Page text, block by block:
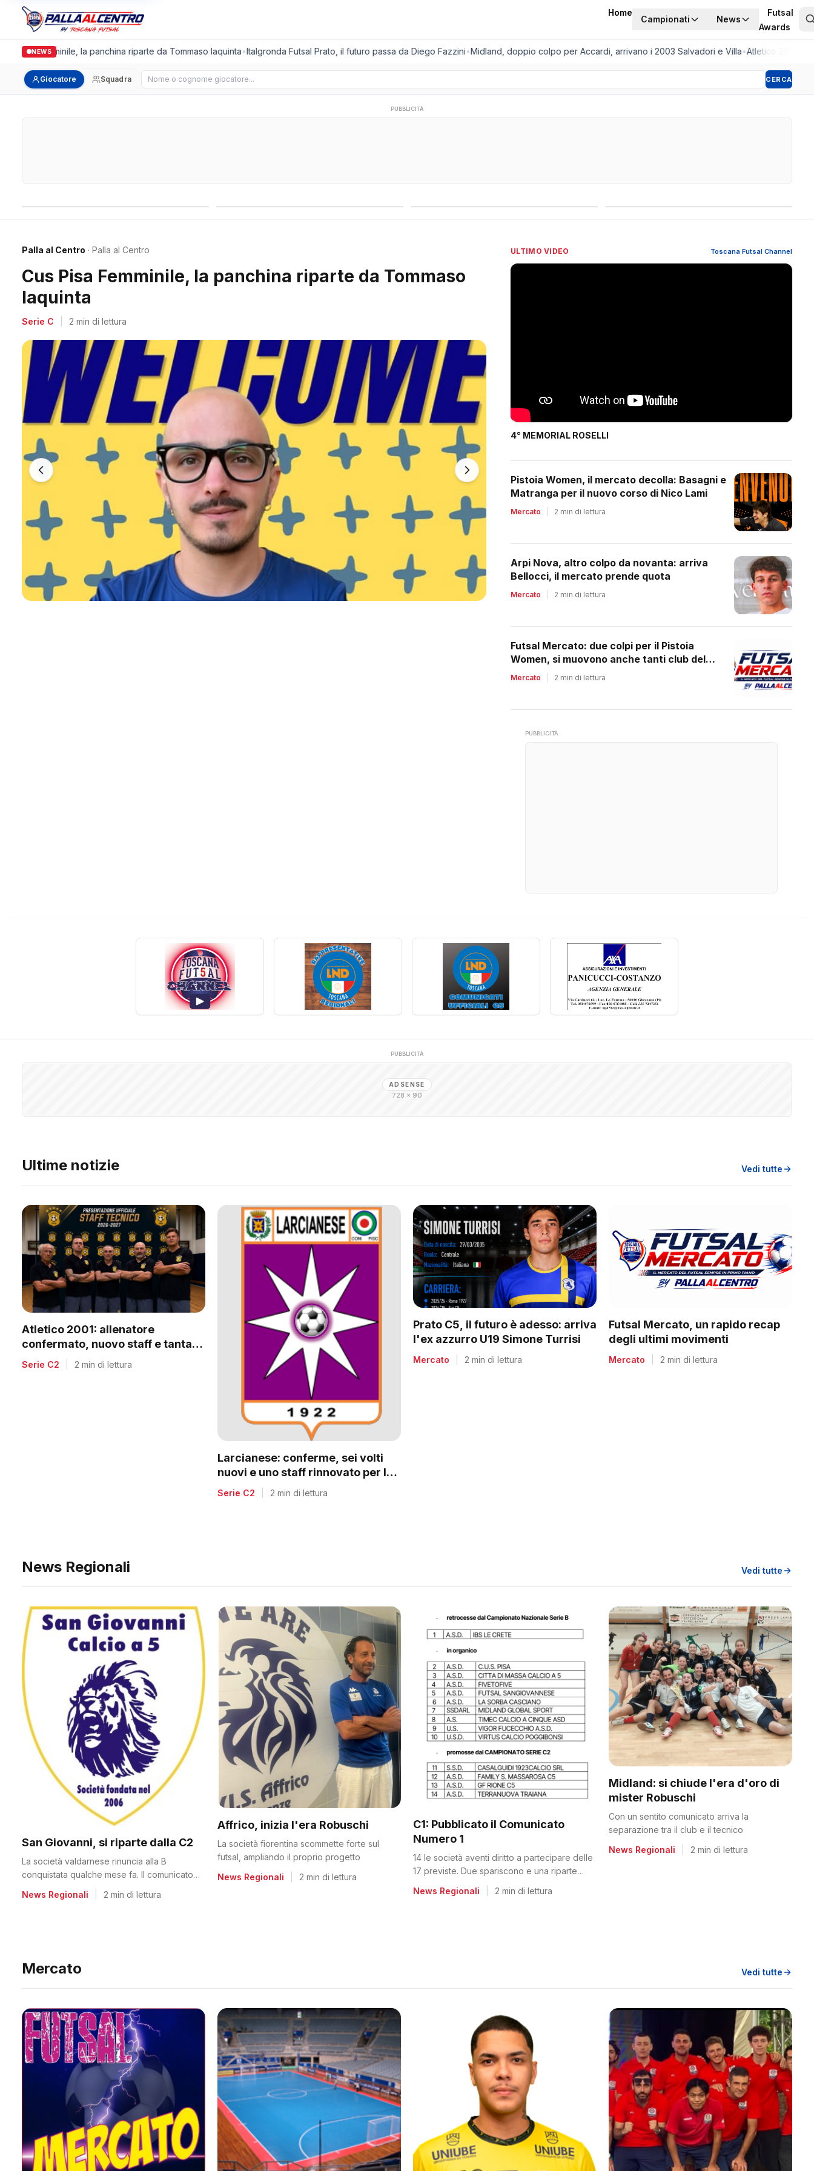
Home
Campionati News
Futsal
Awards
NEWS
Pisa Femminile, la panchina riparte da Tommaso Iaquinta•Italgronda Futsal Prato, il futuro passa da Diego Fazzini•Midland, doppio colpo per Accardi, arrivano i 2003 Salvadori e Villa•Atletico 2001,
Giocatore Squadra Cerca giocatore CERCA
PUBBLICITÀ
Palla al Centro · Palla al Centro
Italgronda Futsal Prato, il futuro passa da Diego
Fazzini
Mercato 2 min di lettura
ULTIMO VIDEO Toscana Futsal Channel
4° MEMORIAL ROSELLI
Pistoia Women, il mercato decolla: Basagni e
Matranga per il nuovo corso di Nico Lami
Mercato 2 min di lettura
Arpi Nova, altro colpo da novanta: arriva
Bellocci, il mercato prende quota
Mercato 2 min di lettura
Futsal Mercato: due colpi per il Pistoia
Women, si muovono anche tanti club del
regionale
Mercato 2 min di lettura
PUBBLICITÀ
PUBBLICITÀ
ADSENSE
728 × 90
Ultime notizie Vedi tutte
Atletico 2001: allenatore
confermato, nuovo staff e tanta
voglia di riscatto dopo la
retrocessione
Serie C2 2 min di lettura
Larcianese: conferme, sei volti
nuovi e uno staff rinnovato per la
C2
Serie C2 2 min di lettura
Prato C5, il futuro è adesso: arriva
l'ex azzurro U19 Simone Turrisi
Mercato 2 min di lettura
Futsal Mercato, un rapido recap
degli ultimi movimenti
Mercato 2 min di lettura
News Regionali Vedi tutte
San Giovanni, si riparte dalla C2
La società valdarnese rinuncia alla B
conquistata qualche mese fa. Il comunicato
News Regionali 2 min di lettura
Affrico, inizia l'era Robuschi
La società fiorentina scommette forte sul
futsal, ampliando il proprio progetto
News Regionali
2 min di lettura
C1: Pubblicato il Comunicato
Numero 1
14 le società aventi diritto a partecipare delle
17 previste. Due spariscono e una riparte
News Regionali 2 min di lettura
Midland: si chiude l'era d'oro di
mister Robuschi
Con un sentito comunicato arriva la
separazione tra il club e il tecnico
News Regionali
2 min di lettura
Mercato Vedi tutte